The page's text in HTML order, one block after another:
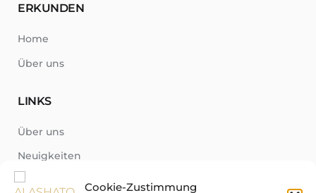
Cookie-Zustimmung
ERKUNDEN
Home
Über uns
LINKS
Über uns
Neuigkeiten
Region